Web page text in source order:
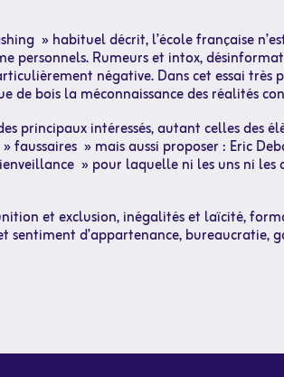
» habituel décrit, l’école française
personnels. Rumeurs et intox,
négative. Dans cet essai très
bois la méconnaissance des réalités
principaux intéressés, autant celles des
faussaires » mais aussi proposer : Eric
» pour laquelle ni les uns ni
et exclusion, inégalités et laïcité,
d’appartenance, bureaucratie,